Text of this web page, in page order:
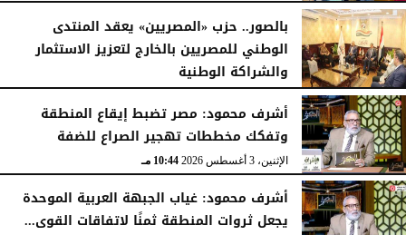
الأربعاء، 5 أغسطس 2026
بالصور.. حزب «المصريين» يعقد المنتدى
الوطني للمصريين بالخارج لتعزيز الاستثمار
والشراكة الوطنية
الثلاثاء، 4 أغسطس 2026
أشرف محمود: مصر تضبط إيقاع المنطقة
وتفكك مخططات تهجير الصراع للضفة
الإثنين، 3 أغسطس 2026 10:44 مـ
أشرف محمود: غياب الجبهة العربية الموحدة
يجعل ثروات المنطقة ثمنًا لاتفاقات القوى...